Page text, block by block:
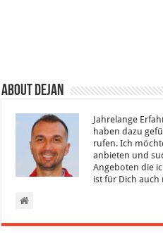
About Dejan
Jahrelange
haben dazu
rufen. Ich
anbieten und
Angeboten die
ist für Dich auch